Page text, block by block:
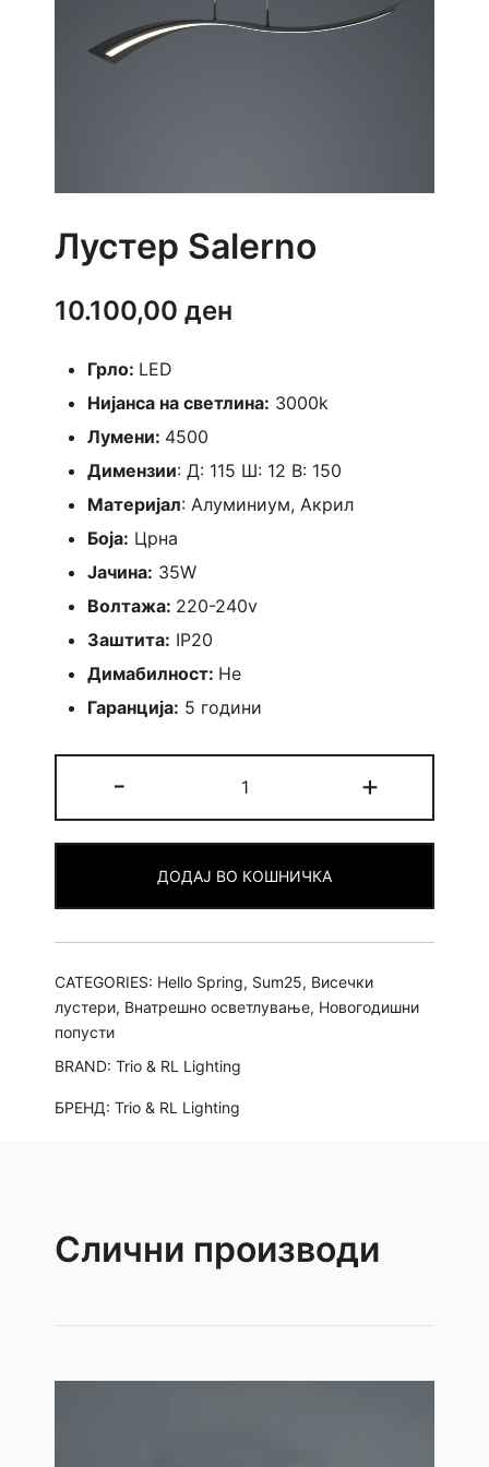
Лустер Salerno
10.100,00 ден
Грло: LED
Нијанса на светлина: 3000k
Лумени: 4500
Димензии: Д: 115 Ш: 12 В: 150
Материјал: Алуминиум, Акрил
Боја: Црна
Јачина: 35W
Волтажа: 220-240v
Заштита: IP20
Димабилност: Не
Гаранција: 5 години
-
Salerno
quantity
+
ДОДАЈ ВО КОШНИЧКА
CATEGORIES: Hello Spring, Sum25, Висечки
лустери, Внатрешно осветлување, Новогодишни
попусти
BRAND: Trio & RL Lighting
БРЕНД: Trio & RL Lighting
Слични производи